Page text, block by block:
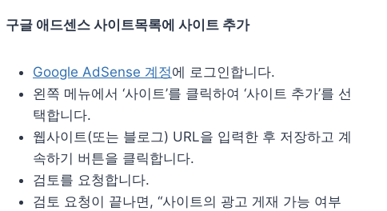
구글 애드센스 사이트목록에 사이트 추가
Google AdSense 계정에 로그인합니다.
왼쪽 메뉴에서 ‘사이트’를 클릭하여 ‘사이트 추가’를 선
택합니다.
웹사이트(또는 블로그) URL을 입력한 후 저장하고 계
속하기 버튼을 클릭합니다.
검토를 요청합니다.
검토 요청이 끝나면, “사이트의 광고 게재 가능 여부